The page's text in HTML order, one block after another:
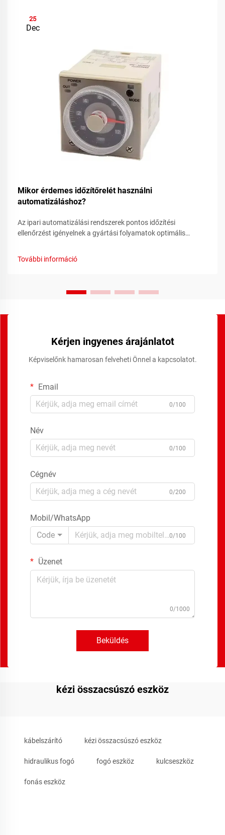
25
Dec
Mikor érdemes időzítőrelét használni
automatizáláshoz?
Az ipari automatizálási rendszerek pontos időzítési
ellenőrzést igényelnek a gyártási folyamatok optimális
További információ
Kérjen ingyenes árajánlatot
Képviselőnk hamarosan felveheti Önnel a kapcsolatot.
Email
0/100
Név
0/100
Cégnév
0/200
Mobil/WhatsApp
Code
0/100
Üzenet
0/1000
Beküldés
kézi összacsúszó eszköz
kábelszárító kézi összacsúszó eszköz
hidraulikus fogó fogó eszköz kulcseszköz
fonás eszköz